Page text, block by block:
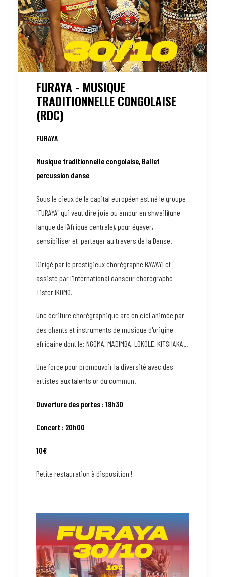
FURAYA - MUSIQUE
TRADITIONNELLE CONGOLAISE
(RDC)
FURAYA
Musique traditionnelle congolaise, Ballet
percussion danse
Sous le cieux de la capital européen est né le groupe
"FURAYA" qui veut dire joie ou amour en shwaili(une
langue de l’Afrique centrale), pour égayer,
sensibiliser et partager au travers de la Danse.
Dirigé par le prestigieux chorégraphe BAWAYI et
assisté par l'international danseur chorégraphe
Tister IKOMO.
Une écriture chorégraphique arc en ciel animée par
des chants et instruments de musique d'origine
africaine dont le: NGOMA, MADIMBA, LOKOLE, KITSHAKA...
Une force pour promouvoir la diversité avec des
artistes aux talents or du commun.
Ouverture des portes : 18h30
Concert : 20h00
10€
Petite restauration à disposition !